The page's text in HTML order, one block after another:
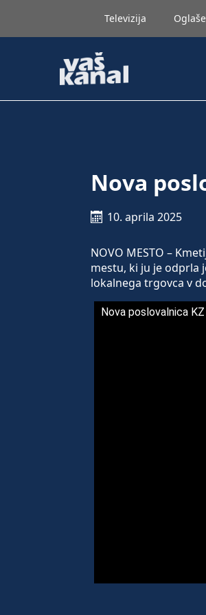
Televizija
Nova
10. aprila 2025
NOVO MESTO –
mestu, ki ju je odprla
lokalnega trgovca v
Nova poslovalnica